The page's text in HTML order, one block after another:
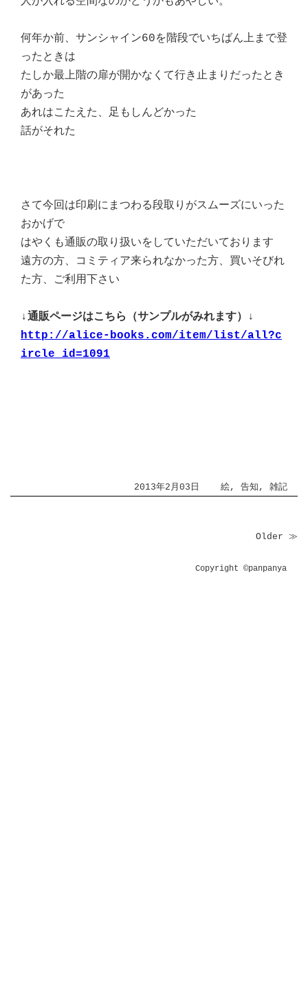
何年か前、サンシャイン60を階段でいちばん上まで登
ったときは
たしか最上階の扉が開かなくて行き止まりだったとき
があった
あれはこたえた、足もしんどかった
話がそれた
さて今回は印刷にまつわる段取りがスムーズにいった
おかげで
はやくも通販の取り扱いをしていただいております
遠方の方、コミティア来られなかった方、買いそびれ
た方、ご利用下さい
↓通販ページはこちら（サンプルがみれます）↓
http://alice-books.com/item/list/all?c
ircle_id=1091
2013年2月03日 絵, 告知 , 雑記
Older ≫